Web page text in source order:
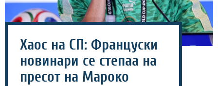
Хаос на СП: Француски
новинари се степаа на
пресот на Мароко